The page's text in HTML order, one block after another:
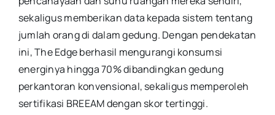
sekaligus memberikan data kepada sistem tentang
jumlah orang di dalam gedung. Dengan pendekatan
ini, The Edge berhasil mengurangi konsumsi
energinya hingga 70% dibandingkan gedung
perkantoran konvensional, sekaligus memperoleh
sertifikasi BREEAM dengan skor tertinggi.